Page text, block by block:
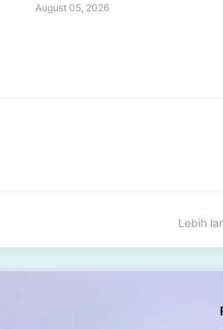
August 05, 2026
Lebih